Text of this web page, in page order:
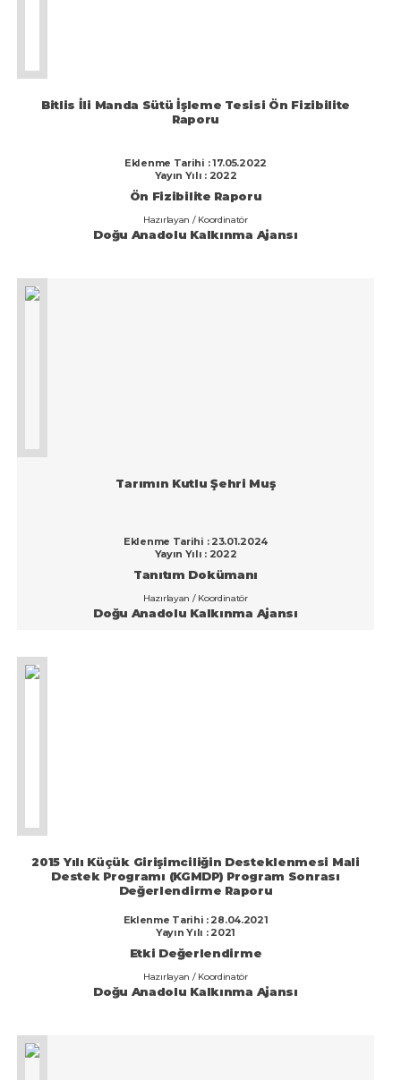
Bitlis İli Manda Sütü İşleme Tesisi Ön Fizibilite
Raporu
Eklenme Tarihi : 17.05.2022
Yayın Yılı : 2022
Ön Fizibilite Raporu
Hazırlayan / Koordinatör
Doğu Anadolu Kalkınma Ajansı
Tarımın Kutlu Şehri Muş
Eklenme Tarihi : 23.01.2024
Yayın Yılı : 2022
Tanıtım Dokümanı
Hazırlayan / Koordinatör
Doğu Anadolu Kalkınma Ajansı
2015 Yılı Küçük Girişimciliğin Desteklenmesi Mali
Destek Programı (KGMDP) Program Sonrası
Değerlendirme Raporu
Eklenme Tarihi : 28.04.2021
Yayın Yılı : 2021
Etki Değerlendirme
Hazırlayan / Koordinatör
Doğu Anadolu Kalkınma Ajansı